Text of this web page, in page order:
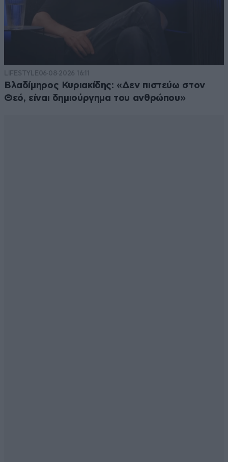
LIFESTYLE06·08·2026 16:11
Βλαδίμηρος Κυριακίδης: «Δεν πιστεύω στον
Θεό, είναι δημιούργημα του ανθρώπου»